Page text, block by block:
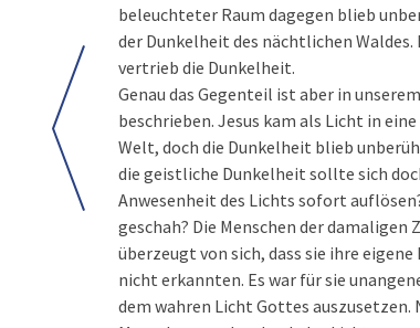
beleuchteter Raum dagegen blieb
der Dunkelheit des nächtlichen Waldes.
vertrieb die Dunkelheit.
Genau das Gegenteil ist aber in
beschrieben. Jesus kam als Licht in
Welt, doch die Dunkelheit blieb
die geistliche Dunkelheit sollte sich
Anwesenheit des Lichts sofort
geschah? Die Menschen der damaligen
überzeugt von sich, dass sie ihre
nicht erkannten. Es war für sie
dem wahren Licht Gottes auszusetzen.